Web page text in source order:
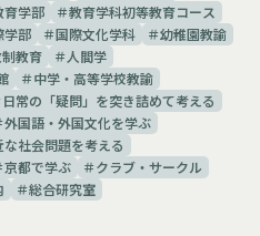
育学部
教育学科初等教育コース
学部 国際文化学科
幼稚園教諭
教育
人間学
中学・高等学校教諭
日常の「疑問」を突き詰めて考える
外国語・外国文化を学ぶ
な社会問題を考える
京都で学ぶ
クラブ・サークル
総合研究室